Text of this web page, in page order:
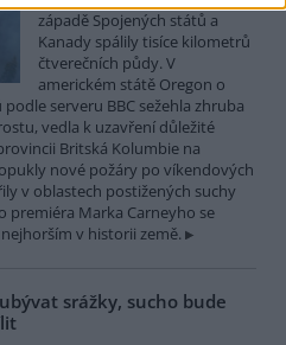
západě Spojených států a
Kanady spálily tisíce kilometrů
čtverečních půdy. V
americkém státě Oregon o
serveru BBC sežehla zhruba
vedla k uzavření důležité
Britská Kolumbie na
nové požáry po víkendových
v oblastech postižených suchy
premiéra Marka Carneyho se
v historii země.
srážky, sucho bude